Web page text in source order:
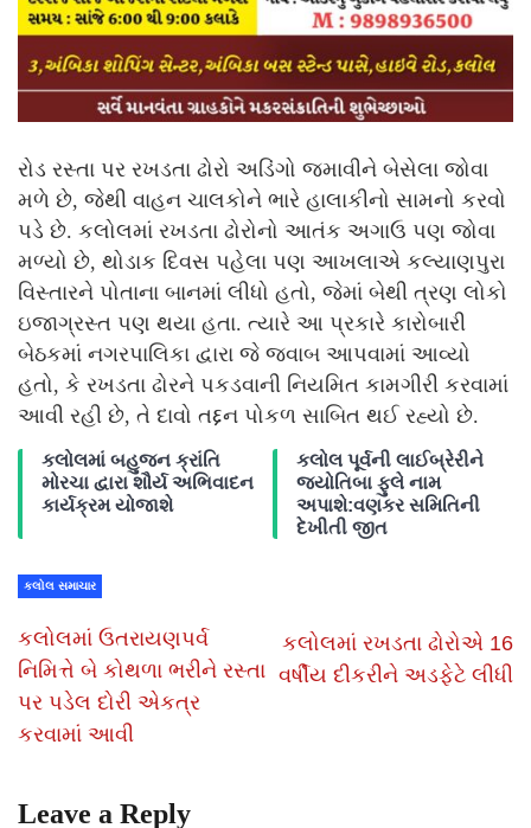
રોડ રસ્તા પર રખડતા ઢોરો અડિંગો જમાવીને બેસેલા જોવા
મળે છે, જેથી વાહન ચાલકોને ભારે હાલાકીનો સામનો કરવો
પડે છે. કલોલમાં રખડતા ઢોરોનો આતંક અગાઉ પણ જોવા
મળ્યો છે, થોડાક દિવસ પહેલા પણ આખલાએ કલ્યાણપુરા
વિસ્તારને પોતાના બાનમાં લીધો હતો, જેમાં બેથી ત્રણ લોકો
ઇજાગ્રસ્ત પણ થયા હતા. ત્યારે આ પ્રકારે કારોબારી
બેઠકમાં નગરપાલિકા દ્વારા જે જવાબ આપવામાં આવ્યો
હતો, કે રખડતા ઢોરને પકડવાની નિયમિત કામગીરી કરવામાં
આવી રહી છે, તે દાવો તદ્દન પોકળ સાબિત થઈ રહ્યો છે.
કલોલમાં બહુજન ક્રાંતિ
મોરચા દ્વારા શૌર્ય અભિવાદન
કાર્યક્રમ યોજાશે
કલોલ પૂર્વની લાઈબ્રેરીને
જ્યોતિબા ફુલે નામ
અપાશે:વણકર સમિતિની
દેખીતી જીત
કલોલ સમાચાર
કલોલમાં ઉતરાયણપર્વ
નિમિત્તે બે કોથળા ભરીને રસ્તા
પર પડેલ દોરી એકત્ર
કરવામાં આવી
કલોલમાં રખડતા ઢોરોએ 16
વર્ષીય દીકરીને અડફેટે લીધી
Leave a Reply